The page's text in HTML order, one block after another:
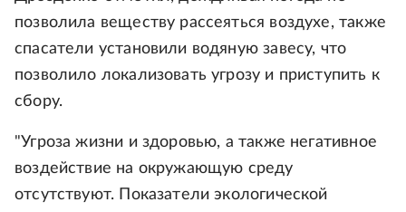
позволила веществу рассеяться воздухе, также
спасатели установили водяную завесу, что
позволило локализовать угрозу и приступить к
сбору.
"Угроза жизни и здоровью, а также негативное
воздействие на окружающую среду
отсутствуют. Показатели экологической